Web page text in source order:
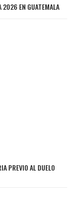
2026 EN GUATEMALA
PREVIO AL DUELO